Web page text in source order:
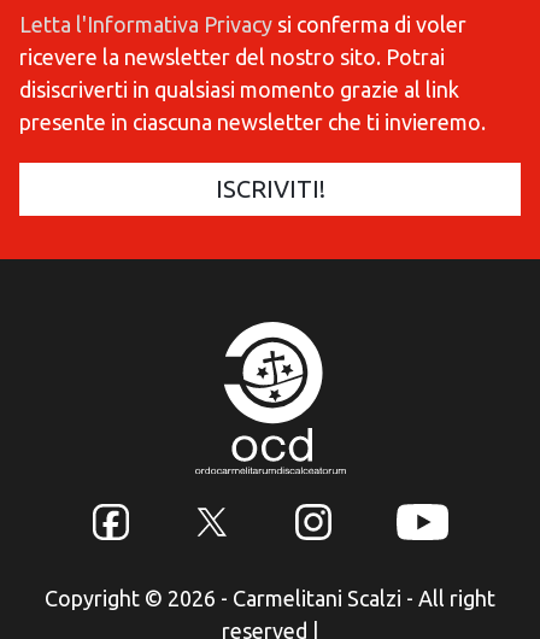
Letta l'Informativa Privacy si conferma di voler
ricevere la newsletter del nostro sito. Potrai
disiscriverti in qualsiasi momento grazie al link
presente in ciascuna newsletter che ti invieremo.
Copyright © 2026 - Carmelitani Scalzi - All right
reserved